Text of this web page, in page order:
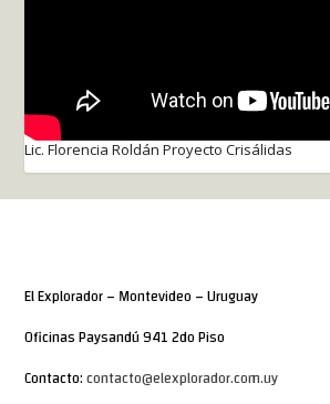
Lic. Florencia Roldán Proyecto Crisálidas
El Explorador – Montevideo – Uruguay
Oficinas Paysandú 941 2do Piso
Contacto:contacto@elexplorador.com.uy